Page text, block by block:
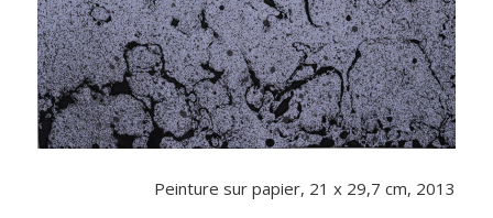
Peinture sur papier, 21 x 29,7 cm, 2013